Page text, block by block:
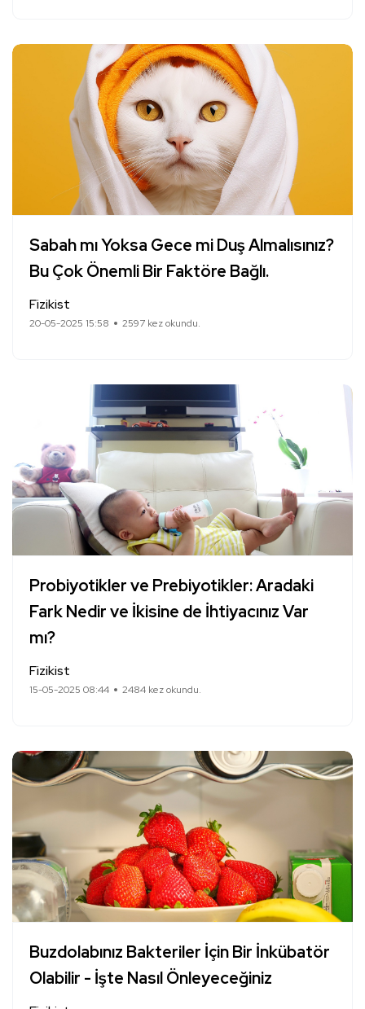
Sabah mı Yoksa Gece mi Duş Almalısınız?
Bu Çok Önemli Bir Faktöre Bağlı.
Fizikist
20-05-2025 15:58 2597 kez okundu.
Probiyotikler ve Prebiyotikler: Aradaki
Fark Nedir ve İkisine de İhtiyacınız Var
mı?
Fizikist
15-05-2025 08:44 2484 kez okundu.
Buzdolabınız Bakteriler İçin Bir İnkübatör
Olabilir - İşte Nasıl Önleyeceğiniz